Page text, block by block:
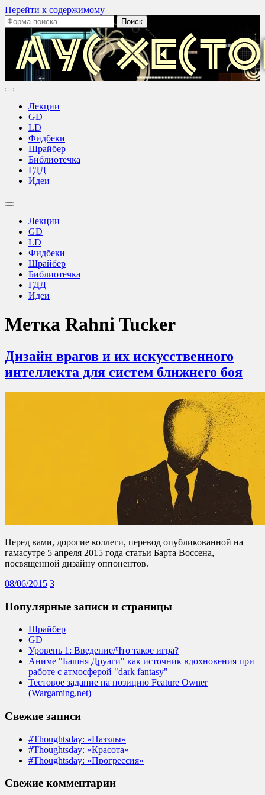
Перейти к содержимому
Поиск:
Аус
Лекции
GD
LD
Фидбеки
Шрайбер
Библиотечка
ГДД
Идеи
Переключить
поискаЛекции
GD
LD
Фидбеки
Шрайбер
Библиотечка
ГДД
Идеи
Метка Rahni Tucker
Дизайн врагов и их искусственного
интеллекта для систем ближнего боя
Перед вами, дорогие коллеги, перевод опубликованной на
гамасутре 5 апреля 2015 года статьи Барта Воссена,
посвященной дизайну оппонентов.
08/06/2015 3
Популярные записи и страницы
Шрайбер
GD
Уровень 1: Введение/Что такое игра?
Аниме "Башня Друаги" как источник вдохновения при
работе с атмосферой "dark fantasy"
Тестовое задание на позицию Feature Owner
(Wargaming.net)
Свежие записи
#Thoughtsday: «Паззлы»
#Thoughtsday: «Красота»
#Thoughtsday: «Прогрессия»
Свежие комментарии